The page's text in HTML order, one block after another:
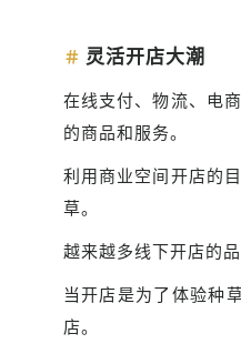
＃ 灵活开店大潮
在线支付、物流、电
的商品和服务。
利用商业空间开店的
草。
越来越多线下开店的
当开店是为了体验种
店。